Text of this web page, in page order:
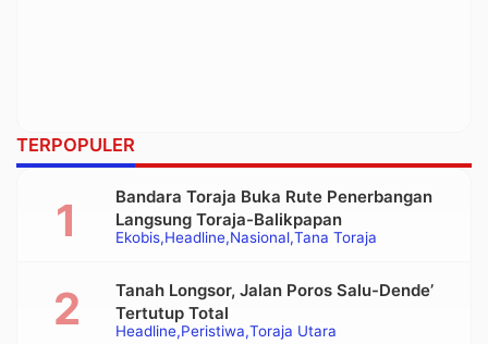
TERPOPULER
Ekobis Headline Nasional Tana Toraja
Bandara Toraja Buka Rute Penerbangan
Langsung Toraja-Balikpapan
Headline Peristiwa Toraja Utara
Tanah Longsor, Jalan Poros Salu-Dende’
Tertutup Total